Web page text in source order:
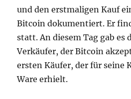
und den erstmaligen Kauf
Bitcoin dokumentiert. Er
statt. An diesem Tag gab es
Verkäufer, der Bitcoin
ersten Käufer, der für seine
Ware erhielt.